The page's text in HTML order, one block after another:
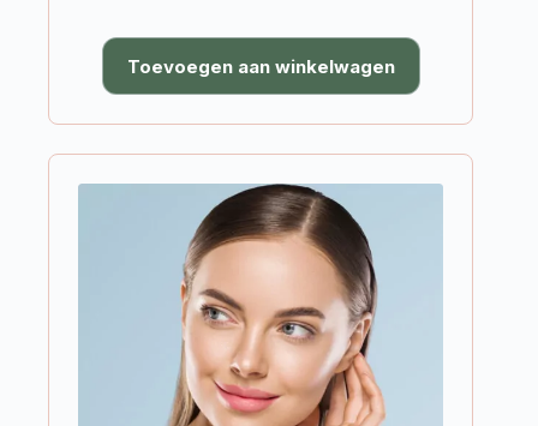
Toevoegen aan winkelwagen